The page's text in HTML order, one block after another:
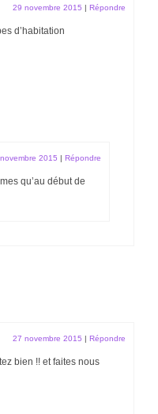
29 novembre 2015 | Répondre
d’habitation
2015 | Répondre
qu’au début de
27 novembre 2015 | Répondre
bien !! et faites nous